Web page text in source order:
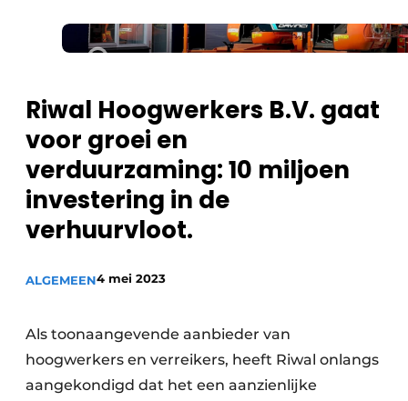
Contact
Evenement aanmelden
Meest gelezen
Nieuwsbrief
Podcasts
Privacy / Cookie statement
Video’s
Riwal Hoogwerkers B.V. gaat
voor groei en
verduurzaming: 10 miljoen
investering in de
verhuurvloot.
ALGEMEEN4 mei 2023
Als toonaangevende aanbieder van
hoogwerkers en verreikers, heeft Riwal onlangs
aangekondigd dat het een aanzienlijke